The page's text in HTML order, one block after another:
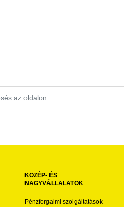
KÖZÉP- ÉS
NAGYVÁLLALATOK
Pénzforgalmi szolgáltatások